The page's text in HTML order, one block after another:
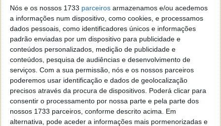
Nós e os nossos 1733 parceiros armazenamos e/ou acedemos
a informações num dispositivo, como cookies, e processamos
dados pessoais, como identificadores únicos e informações
padrão enviadas por um dispositivo para publicidade e
conteúdos personalizados, medição de publicidade e
conteúdos, pesquisa de audiências e desenvolvimento de
serviços. Com a sua permissão, nós e os nossos parceiros
poderemos usar identificação e dados de geolocalização
precisos através da procura de dispositivos. Poderá clicar para
consentir o processamento por nossa parte e pela parte dos
nossos 1733 parceiros, conforme descrito acima. Em
alternativa, pode aceder a informações mais pormenorizadas e